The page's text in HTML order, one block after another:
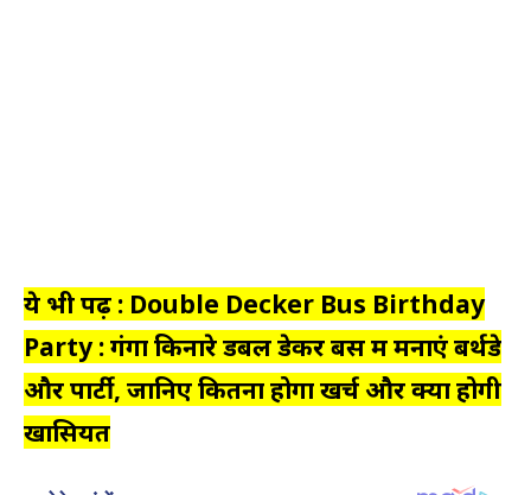
ये भी पढ़ें : Double Decker Bus Birthday
Party : गंगा किनारे डबल डेकर बस में मनाएं बर्थडे
और पार्टी, जानिए कितना होगा खर्च और क्या होगी
खासियत